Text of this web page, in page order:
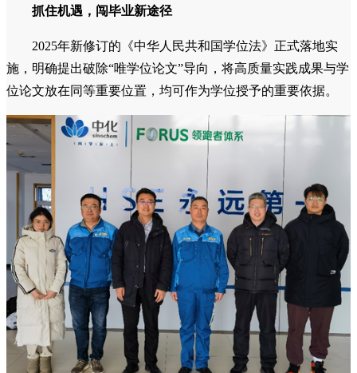
抓住机遇，闯毕业新途径
2025年新修订的《中华人民共和国学位法》正式落地实
施，明确提出破除“唯学位论文”导向，将高质量实践成果与学
位论文放在同等重要位置，均可作为学位授予的重要依据。